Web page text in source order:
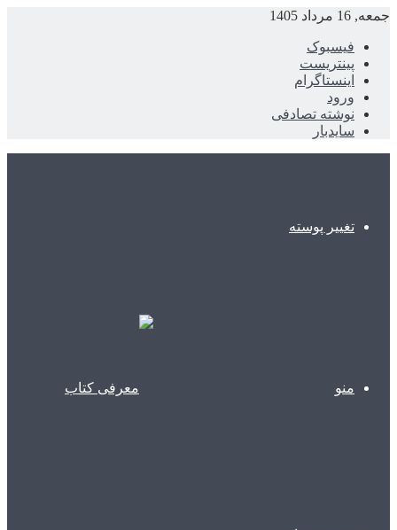
جمعه, 16 مرداد 1405
فیسبوک
پینتریست
اینستاگرام
ورود
نوشته تصادفی
سایدبار
تغییر پوسته
منو